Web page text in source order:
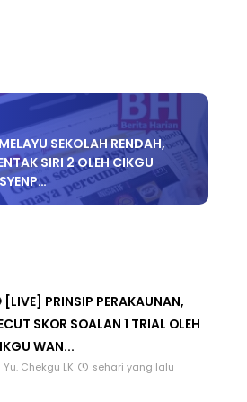
SEKOLAH RENDAH,
SIRI 2 OLEH CIKGU
[LIVE] PRINSIP PERAKAUNAN,
SKOR SOALAN 1 TRIAL OLEH
WAN...
Yu. Chekgu LK sehari yang lalu